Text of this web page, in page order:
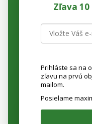
Zľava 10
Prihláste sa na
zľavu na prvú
mailom.
Posielame